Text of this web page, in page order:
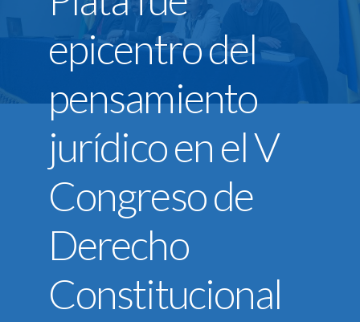
Discursos Rector Nacional
Post Grado
Investigación
Departamento de Pastoral
U.C.B. Internacional
Nuevo Modelo Institucional
Reglamentos
U.C.B. Workspace
SIIAN
Biblioteca U.C.B.
Himno U.C.B.
epicentro del
pensamiento
jurídico en el V
Congreso de
Derecho
Constitucional